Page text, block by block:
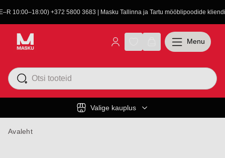
10:00–18:00) +372 5800 3683 | Masku Tallinna ja Tartu mööblipoodide
Valige kauplus
Menu
Avaleht